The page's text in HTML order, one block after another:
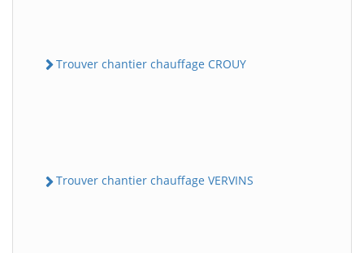
Trouver chantier chauffage CROUY
Trouver chantier chauffage VERVINS